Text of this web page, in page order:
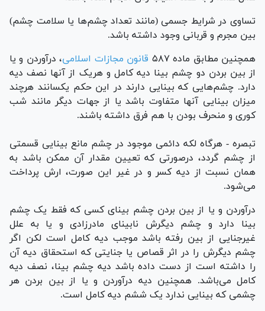
تساوی در شرایط جسمی (مانند تعداد چشم‌ها یا سلامت چشم)
بین مجرم و قربانی وجود داشته باشد.
همچنین مطابق ماده ۵۸۷
قانون مجازات اسلامی، درآوردن و یا
از بین بردن دو چشم بینا دیه کامل و هریک از آنها نصف دیه
دارد. چشم‌هایی که بینایی دارند در این حکم یکسانند هرچند
میزان بینایی آنها متفاوت باشد یا از جهات دیگر مانند شب
کوری و منحرف بودن با هم فرق داشته باشند.
تبصره - هرگاه لکه دائمی موجود در چشم مانع بینایی قسمتی
از چشم گردد، درصورتی که تعیین مقدار آن ممکن باشد به
همان نسبت از دیه کسر و در غیر این صورت، ارش پرداخت
می‌شود.
درآوردن و یا از بین بردن چشم بینای کسی که فقط یک چشم
بینا دارد و چشم دیگرش نابینای مادرزادی و یا به علل
غیرجنایی از بین رفته باشد موجب دیه کامل است لکن اگر
چشم دیگرش را در اثر قصاص یا جنایتی که استحقاق دیه آن
را داشته است از دست داده باشد دیه چشم بینا، نصف دیه
کامل می‌باشد. همچنین دیه درآوردن و یا از بین بردن هر
چشمی که بینایی ندارد یک ششم دیه کامل است.